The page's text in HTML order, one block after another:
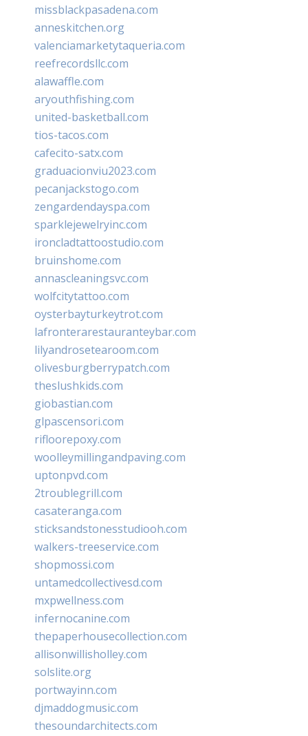
missblackpasadena.com
anneskitchen.org
valenciamarketytaqueria.com
reefrecordsllc.com
alawaffle.com
aryouthfishing.com
united-basketball.com
tios-tacos.com
cafecito-satx.com
graduacionviu2023.com
pecanjackstogo.com
zengardendayspa.com
sparklejewelryinc.com
ironcladtattoostudio.com
bruinshome.com
annascleaningsvc.com
wolfcitytattoo.com
oysterbayturkeytrot.com
lafronterarestauranteybar.com
lilyandrosetearoom.com
olivesburgberrypatch.com
theslushkids.com
giobastian.com
glpascensori.com
rifloorepoxy.com
woolleymillingandpaving.com
uptonpvd.com
2troublegrill.com
casateranga.com
sticksandstonesstudiooh.com
walkers-treeservice.com
shopmossi.com
untamedcollectivesd.com
mxpwellness.com
infernocanine.com
thepaperhousecollection.com
allisonwillisholley.com
solslite.org
portwayinn.com
djmaddogmusic.com
thesoundarchitects.com